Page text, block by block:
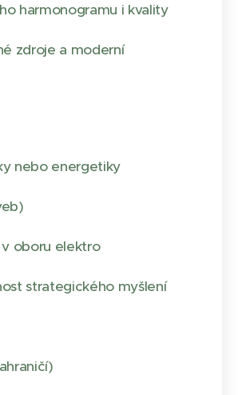
harmonogramu i kvality
zdroje a moderní
nebo energetiky
oboru elektro
strategického myšlení